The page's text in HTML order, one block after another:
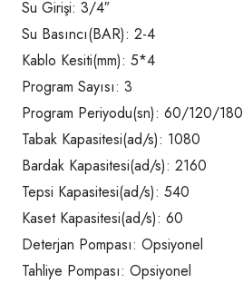
Su Girişi: 3/4″
Su Basıncı(BAR): 2-4
Kablo Kesiti(mm): 5*4
Program Sayısı: 3
Program Periyodu(sn): 60/120/180
Tabak Kapasitesi(ad/s): 1080
Bardak Kapasitesi(ad/s): 2160
Tepsi Kapasitesi(ad/s): 540
Kaset Kapasitesi(ad/s): 60
Deterjan Pompası: Opsiyonel
Tahliye Pompası: Opsiyonel